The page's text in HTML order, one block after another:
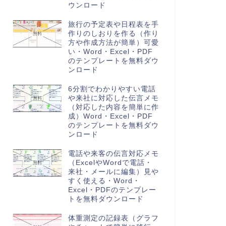
ウンロード
旅行の予定表や日程表を手
作りのしおりを作る（作り
方や作成方法が簡単）可愛
い・Word・Excel・PDF
のテンプレートを無料ダウ
ンロード
6分割でわかりやすい電話
や来社に対応した伝言メモ
（対応した内容を簡単に作
成）Word・Excel・PDF
のテンプレートを無料ダウ
ンロード
電話や来客の伝言対応メモ
（ExcelやWordで電話・
来社・メールに編集）見や
すく使える・Word・
Excel・PDFのテンプレー
トを無料ダウンロード
体重測定の記録表（グラフ